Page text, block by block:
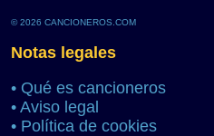
© 2026 CANCIONEROS.COM
Notas legales
• Qué es cancioneros
• Aviso legal
• Política de cookies